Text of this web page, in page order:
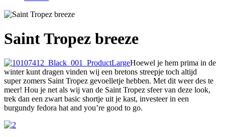
Saint Tropez breeze
Hoewel je hem prima in de
winter kunt dragen vinden wij een bretons streepje toch altijd
super zomers Saint Tropez gevoelletje hebben. Met dit weer des te
meer! Hou je net als wij van de Saint Tropez sfeer van deze look,
trek dan een zwart basic shortje uit je kast, investeer in een
burgundy fedora hat and you’re good to go.